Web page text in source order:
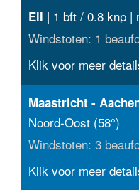
Ell | 1 bft / 0.8 knp |
Windstoten: 1
Klik voor meer
Maastricht -
Noord-Oost (58°)
Windstoten: 3
Klik voor meer